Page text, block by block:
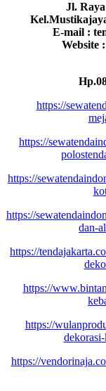
Jl.
E-mail :
Website
https://
https://
https://
https://
dan-
https://
https://
https://
https://